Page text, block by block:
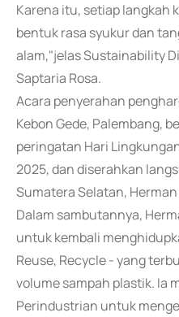
Karena itu, setiap langkah
bentuk rasa syukur dan
alam,"jelas Sustainability
Saptaria Rosa.
Acara penyerahan
Kebon Gede, Palembang,
peringatan Hari
2025, dan diserahkan
Sumatera Selatan,
Dalam sambutannya,
untuk kembali
Reuse, Recycle - yang
volume sampah plastik. Ia
Perindustrian untuk